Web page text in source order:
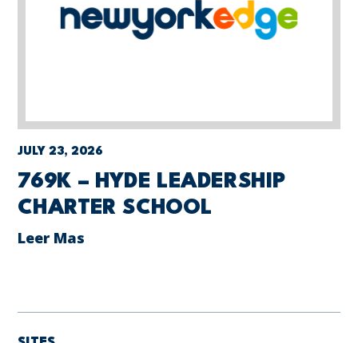
JULY 23, 2026
769K – HYDE LEADERSHIP
CHARTER SCHOOL
Leer Mas